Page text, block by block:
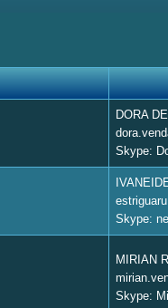
DORA
Skype:
Skype:
MIRIAN
Skype: